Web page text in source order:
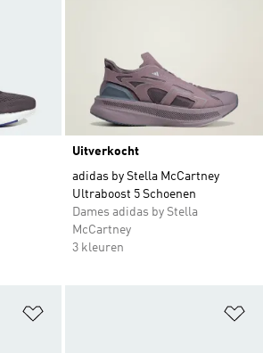
Uitverkocht
adidas by Stella McCartney
Ultraboost 5 Schoenen
Dames adidas by Stella
McCartney
3 kleuren